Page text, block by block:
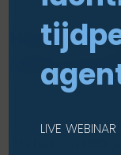
Hoe Blaud
NIS2-
LIVE WEBINAR